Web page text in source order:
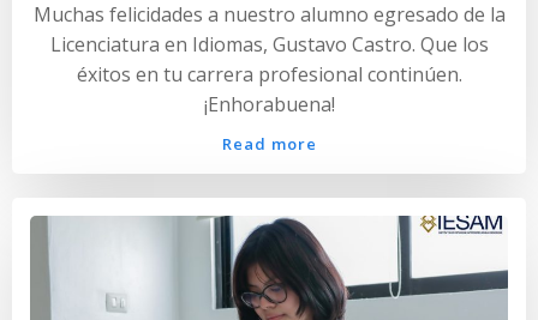
Muchas felicidades a nuestro alumno egresado de la
Licenciatura en Idiomas, Gustavo Castro. Que los
éxitos en tu carrera profesional continúen.
¡Enhorabuena!
Read more